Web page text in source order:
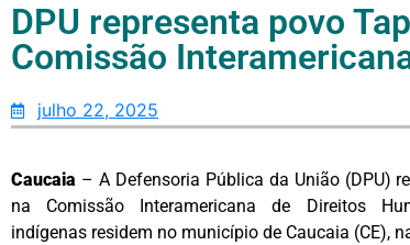
DPU representa povo
Comissão
julho 22, 2025
Caucaia – A Defensoria Pública da União (DPU)
na Comissão Interamericana de Direitos
indígenas residem no município de Caucaia (CE),